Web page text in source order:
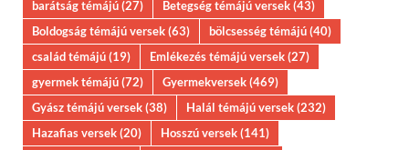
barátság témájú(27) Betegség témájú versek(43)
Boldogság témájú versek(63) bölcsesség témájú(40)
család témájú(19) Emlékezés témájú versek(27)
gyermek témájú(72) Gyermekversek(469)
Gyász témájú versek(38) Halál témájú versek(232)
Hazafias versek(20) Hosszú versek(141)